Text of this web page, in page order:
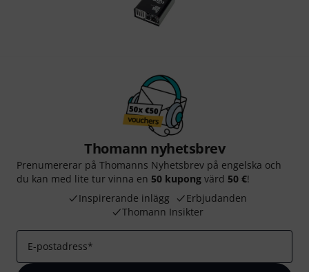
Thomann nyhetsbrev
Prenumererar på Thomanns Nyhetsbrev på engelska och
du kan med lite tur vinna en 50 kupong värd 50 €!
Inspirerande inlägg
Erbjudanden
Thomann Insikter
E-postadress*